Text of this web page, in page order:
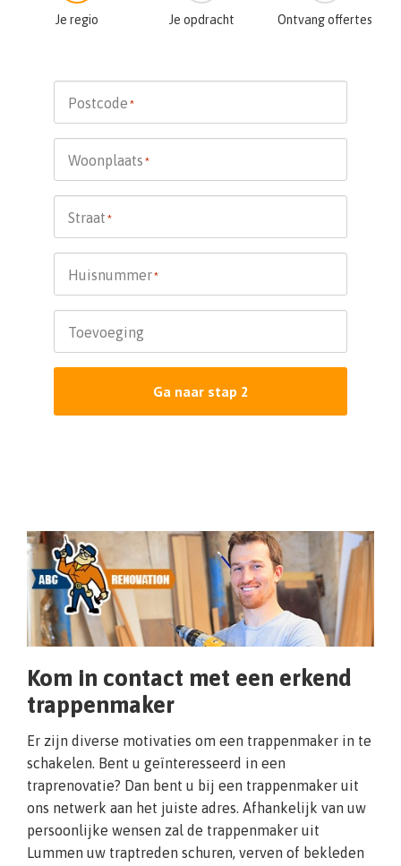
Je regio Je opdracht Ontvang offertes
Postcode *
Woonplaats *
Straat *
Huisnummer*
Toevoeging
Ga naar stap 2
Kom in contact met een erkend
trappenmaker
Er zijn diverse motivaties om een trappenmaker in te
schakelen. Bent u geïnteresseerd in een
traprenovatie? Dan bent u bij een trappenmaker uit
ons netwerk aan het juiste adres. Afhankelijk van uw
persoonlijke wensen zal de trappenmaker uit
Lummen uw traptreden schuren, verven of bekleden